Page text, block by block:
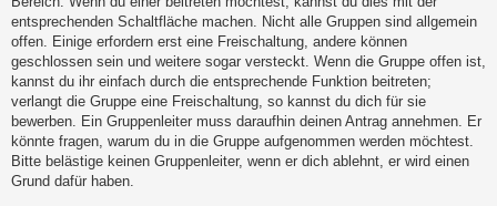
entsprechenden Schaltfläche machen. Nicht alle Gruppen sind allgemein
offen. Einige erfordern erst eine Freischaltung, andere können
geschlossen sein und weitere sogar versteckt. Wenn die Gruppe offen ist,
kannst du ihr einfach durch die entsprechende Funktion beitreten;
verlangt die Gruppe eine Freischaltung, so kannst du dich für sie
bewerben. Ein Gruppenleiter muss daraufhin deinen Antrag annehmen. Er
könnte fragen, warum du in die Gruppe aufgenommen werden möchtest.
Bitte belästige keinen Gruppenleiter, wenn er dich ablehnt, er wird einen
Grund dafür haben.